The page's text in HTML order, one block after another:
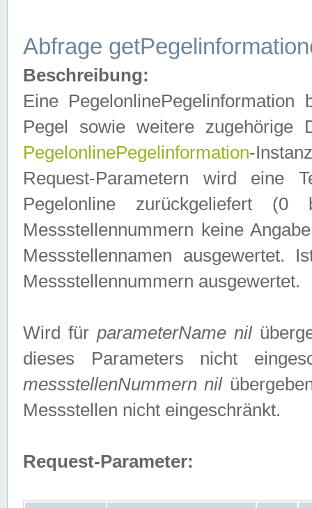
Abfrage
Beschreibung:
Eine
Pegel sowie weitere zugehörige
PegelonlinePegelinformation-
Request-Parametern wird eine
Pegelonline zurückgeliefert
Messstellennummern keine
Messstellennamen ausgewertet.
Messstellennummern ausgewertet.
Wird fürparameterName nil
dieses Parameters nicht
messstellenNummern nil
Messstellen nicht eingeschränkt.
Request-Parameter: